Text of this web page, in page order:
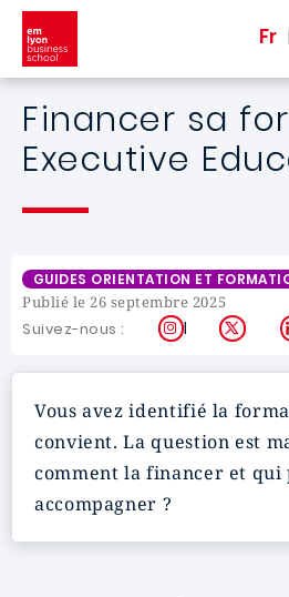
Aller au contenu principal
Fr
Financer sa
Executive
GUIDES ORIENTATION ET
Publié le 26 septembre 2025
Suivez-nous : Instagram
X
Vous avez identifié la
convient. La question est
comment la financer et qui
accompagner ?